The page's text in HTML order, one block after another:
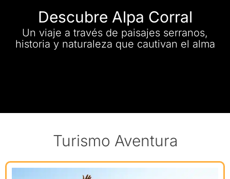
Descubre Alpa Corral
Un viaje a través de paisajes serranos,
historia y naturaleza que cautivan el alma
Turismo Aventura